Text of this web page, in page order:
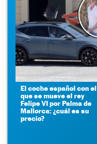
El coche español con el
que se mueve el rey
Felipe VI por Palma de
Mallorca: ¿cuál es su
precio?